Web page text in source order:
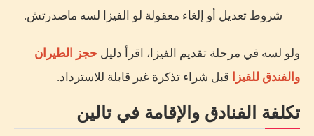
شروط تعديل أو إلغاء معقولة لو الفيزا لسه ماصدرتش.
ولو لسه في مرحلة تقديم الفيزا، اقرأ دليل حجز الطيران
والفندق للفيزا
قبل شراء تذكرة غير قابلة للاسترداد.
تكلفة الفنادق والإقامة في تالين